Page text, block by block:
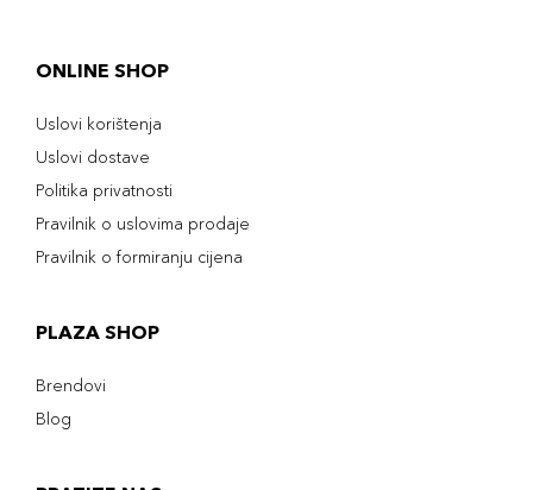
ONLINE SHOP
Uslovi korištenja
Uslovi dostave
Politika privatnosti
Pravilnik o uslovima prodaje
Pravilnik o formiranju cijena
PLAZA SHOP
Brendovi
Blog